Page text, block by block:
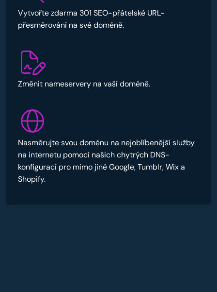
Vytvořte zdarma 301 SEO-přátelské URL-
přesměrování na své doméně.
Změnit nameservery na vaší doméně.
Nasměrujte svou doménu na nejoblíbenější služby
na internetu pomocí našich chytrých DNS-
konfigurací pro mimo jiné Google, Tumblr, Wix a
Shopify.